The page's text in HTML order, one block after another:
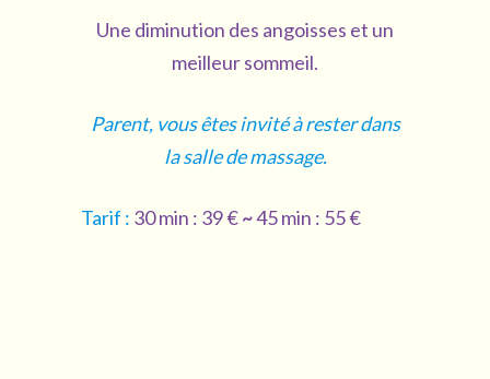
Une diminution des angoisses et un
meilleur sommeil.
Parent, vous êtes invité à rester dans
la salle de massage.
Tarif : 30 min : 39 €~45 min : 55 €